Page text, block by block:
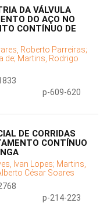
DA VÁLVULA
DO AÇO NO
CONTÍNUO DE
Roberto Parreiras;
de; Martins, Rodrigo
p-609-620
DE CORRIDAS
CONTÍNUO
Ivan Lopes; Martins,
César Soares
p-214-223